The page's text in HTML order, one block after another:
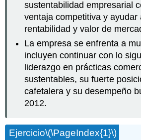
sustentabilidad empresarial
ventaja competitiva y ayudar
rentabilidad y valor de
La empresa se enfrenta a
incluyen continuar con lo
liderazgo en prácticas
sustentables, su fuerte
cafetalera y su desempeño
2012.
Ejercicio\(\PageIndex{1}\)